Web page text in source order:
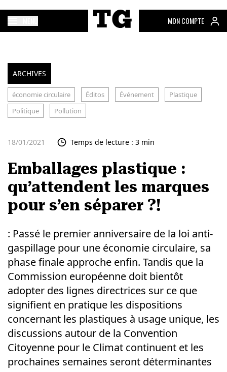
MON COMPTE
ARCHIVES
économie circulaire Éditos Événement
Plastique
Politique
Pollution
18/01/2021 Temps de lecture : 3 min
Emballages plastique :
qu’attendent les marques
pour s’en séparer ?!
: Passé le premier anniversaire de la loi anti-
gaspillage pour une économie circulaire, sa
phase finale approche enfin. Tandis que la
Commission européenne doit bientôt
adopter des lignes directrices sur ce que
signifient en pratique les dispositions
concernant les plastiques à usage unique, les
discussions autour de la Convention
Citoyenne pour le Climat continuent et les
prochaines semaines seront déterminantes